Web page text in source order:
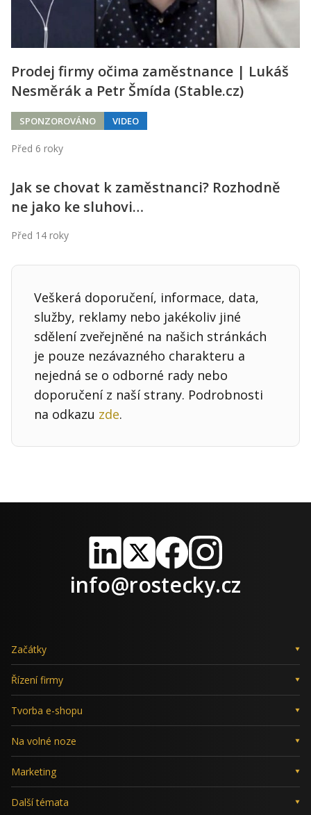
Prodej firmy očima zaměstnance | Lukáš
Nesměrák a Petr Šmída (Stable.cz)
SPONZOROVÁNO VIDEO
Před 6 roky
Jak se chovat k zaměstnanci? Rozhodně
ne jako ke sluhovi…
Před 14 roky
Veškerá doporučení, informace, data,
služby, reklamy nebo jakékoliv jiné
sdělení zveřejněné na našich stránkách
je pouze nezávazného charakteru a
nejedná se o odborné rady nebo
doporučení z naší strany. Podrobnosti
na odkazu zde.
LinkedIn
X FacebookInstagram
info@rostecky.cz
Začátky
Řízení firmy
Tvorba e-shopu
Na volné noze
Marketing
Další témata